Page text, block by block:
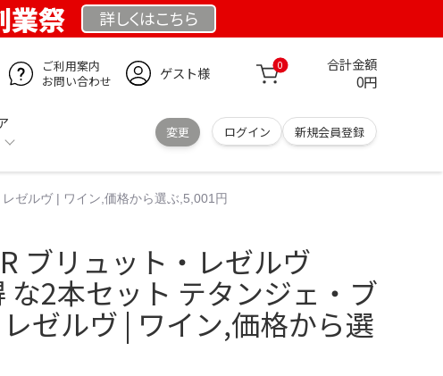
業祭 詳しくはこちら
ご利用案内
お問い合わせ
ゲスト様 0 合計金額
0円
変更 ログイン 新規会員登録
ゼルヴ | ワイン,価格から選ぶ,5,001円
ブリュット・レゼルヴ
な2本セット テタンジェ・ブ
ゼルヴ | ワイン,価格から選